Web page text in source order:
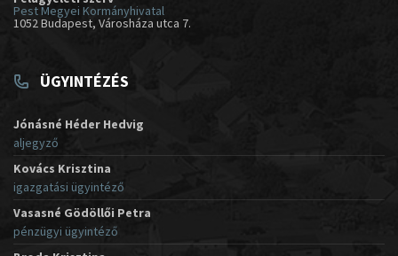
Pest Megyei Kormányhivatal
1052 Budapest, Városháza utca 7.
ÜGYINTÉZÉS
Jónásné Héder Hedvig
aljegyző
Kovács Krisztina
igazgatási ügyintéző
Vasasné Gödöllői Petra
pénzügyi ügyintéző